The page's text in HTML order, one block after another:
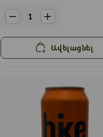
Ավելացնել